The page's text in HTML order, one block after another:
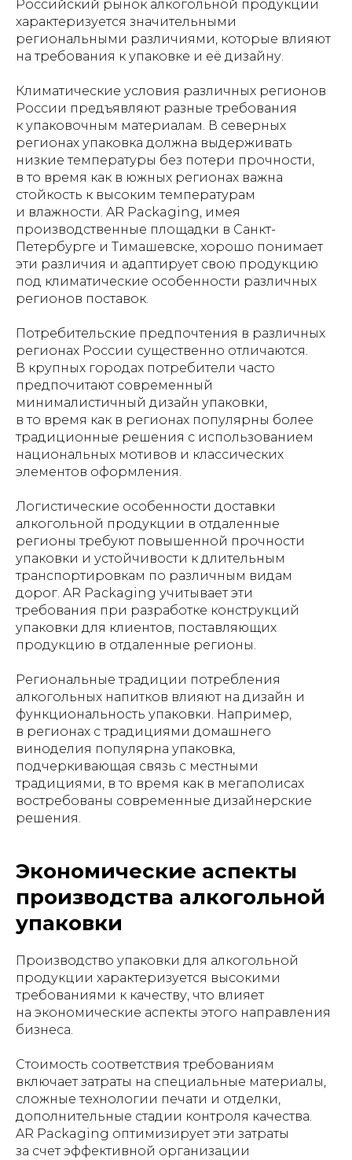
Российский рынок алкогольной продукции
характеризуется значительными
региональными различиями, которые влияют
на требования к упаковке и её дизайну.
Климатические условия различных регионов
России предъявляют разные требования
к упаковочным материалам. В северных
регионах упаковка должна выдерживать
низкие температуры без потери прочности,
в то время как в южных регионах важна
стойкость к высоким температурам
и влажности. AR Packaging, имея
производственные площадки в Санкт-
Петербурге и Тимашевске, хорошо понимает
эти различия и адаптирует свою продукцию
под климатические особенности различных
регионов поставок.
Потребительские предпочтения в различных
регионах России существенно отличаются.
В крупных городах потребители часто
предпочитают современный
минималистичный дизайн упаковки,
в то время как в регионах популярны более
традиционные решения с использованием
национальных мотивов и классических
элементов оформления.
Логистические особенности доставки
алкогольной продукции в отдаленные
регионы требуют повышенной прочности
упаковки и устойчивости к длительным
транспортировкам по различным видам
дорог. AR Packaging учитывает эти
требования при разработке конструкций
упаковки для клиентов, поставляющих
продукцию в отдаленные регионы.
Региональные традиции потребления
алкогольных напитков влияют на дизайн и
функциональность упаковки. Например,
в регионах с традициями домашнего
виноделия популярна упаковка,
подчеркивающая связь с местными
традициями, в то время как в мегаполисах
востребованы современные дизайнерские
решения.
Экономические аспекты
производства алкогольной
упаковки
Производство упаковки для алкогольной
продукции характеризуется высокими
требованиями к качеству, что влияет
на экономические аспекты этого направления
бизнеса.
Стоимость соответствия требованиям
включает затраты на специальные материалы,
сложные технологии печати и отделки,
дополнительные стадии контроля качества.
AR Packaging оптимизирует эти затраты
за счет эффективной организации